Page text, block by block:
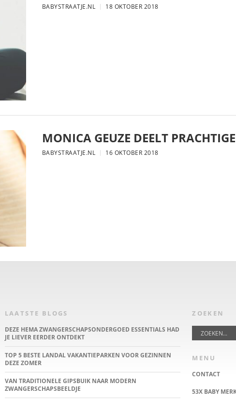
BABYSTRAATJE.NL 18 OKTOBER 2018
MONICA GEUZE DEELT
BABYSTRAATJE.NL 16 OKTOBER 2018
LAATSTE BLOGS
DEZE HEMA ZWANGERSCHAPSONDERGOED ESSENTIALS HAD
JE LIEVER EERDER ONTDEKT
TOP 5 BESTE LANDAL VAKANTIEPARKEN VOOR GEZINNEN
DEZE ZOMER
VAN TRADITIONELE GIPSBUIK NAAR MODERN
ZWANGERSCHAPSBEELDJE
ZOEKEN
MENU
CONTACT
53X BABY